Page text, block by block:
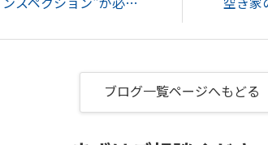
ブログ一覧ページへもどる